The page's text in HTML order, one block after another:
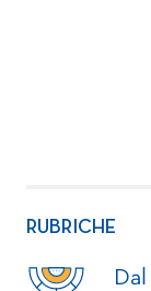
RUBRICHE
Dal